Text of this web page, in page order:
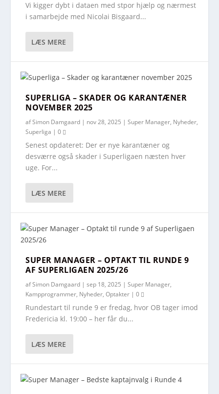
Vi kigger dybt i dataen med stpor hjælp og nærmest
i samarbejde med Nicolai Bisgaard...
LÆS MERE
SUPERLIGA – SKADER OG KARANTÆNER
NOVEMBER 2025
afSimon Damgaard | nov 28, 2025 |Super Manager, Nyheder,
Superliga |0
Senest opdateret: Der er nye karantæner og
desværre også skader i Superligaen næsten hver
uge. For...
LÆS MERE
SUPER MANAGER – OPTAKT TIL RUNDE 9
AF SUPERLIGAEN 2025/26
afSimon Damgaard |sep 18, 2025 |Super Manager,
Kampprogrammer, Nyheder,Optakter |0
Rundestart til runde 9 er fredag, hvor OB tager imod
Fredericia kl. 19:00 – her får du...
LÆS MERE